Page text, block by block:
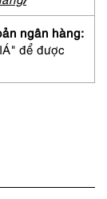
ngân hàng:
để được